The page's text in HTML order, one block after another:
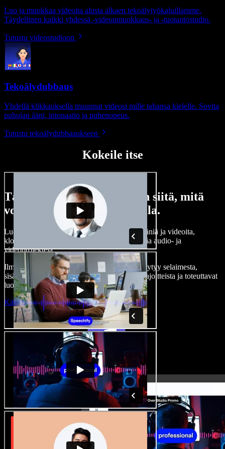
Luo ja muokkaa videoita alusta alkaen tekoälytyökaluillamme.
Täydellinen kaikki yhdessä -videonmuokkaus- ja -tuotantostudio.
Tutustu videostudioon
Tekoälydubbaus
Yhdellä klikkauksella muunnat videosi mille tahansa kielelle. Sovita
puhujan ääni, intonaatio ja puhenopeus.
Tutustu tekoälydubbaaukseen
Kokeile itse
Tässä vain pieni maistiainen siitä, mitä
voit tehdä Speechify Studiolla.
Luo kertojaääniä, lisää rojaltivapaita kuvia, ääniä ja videoita,
kloonaa äänesi — ja tee täydellisiä, vaikuttavia audio- ja
videoprojekteja.
Ilman jyrkkää oppimiskäyrää ja kun kaikki löytyy selaimesta,
sisällöntuottajat pääsevät eroon perinteisistä rajoitteista ja toteuttavat
luovat ideansa.
Käynnistä Studio